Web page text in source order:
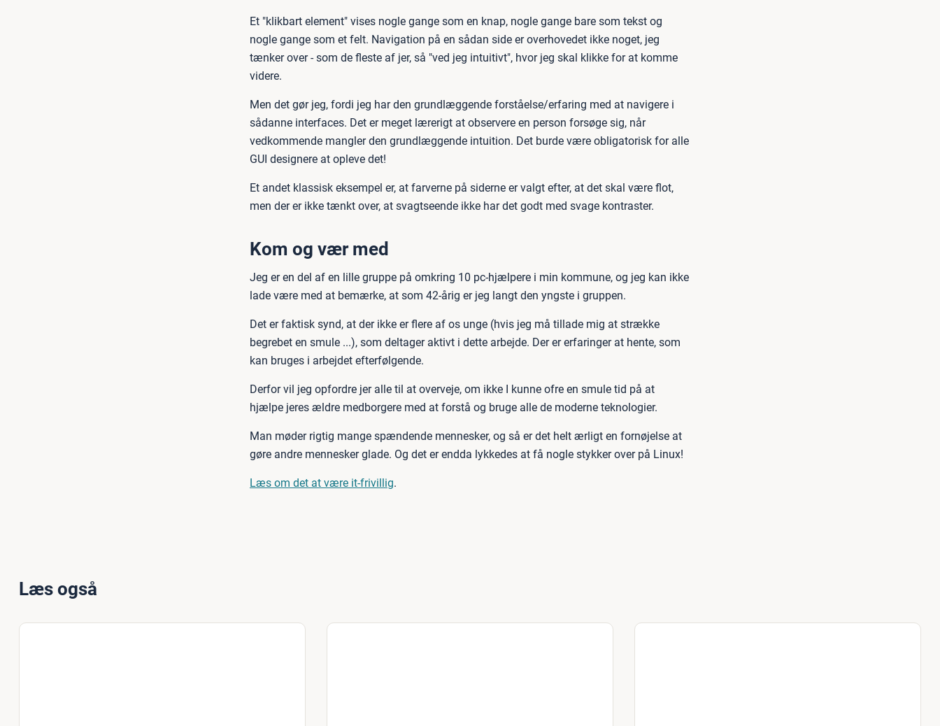
Et "klikbart element" vises nogle gange som en knap, nogle gange bare som tekst og
nogle gange som et felt. Navigation på en sådan side er overhovedet ikke noget, jeg
tænker over - som de fleste af jer, så "ved jeg intuitivt", hvor jeg skal klikke for at komme
videre.
Men det gør jeg, fordi jeg har den grundlæggende forståelse/erfaring med at navigere i
sådanne interfaces. Det er meget lærerigt at observere en person forsøge sig, når
vedkommende mangler den grundlæggende intuition. Det burde være obligatorisk for alle
GUI designere at opleve det!
Et andet klassisk eksempel er, at farverne på siderne er valgt efter, at det skal være flot,
men der er ikke tænkt over, at svagtseende ikke har det godt med svage kontraster.
Kom og vær med
Jeg er en del af en lille gruppe på omkring 10 pc-hjælpere i min kommune, og jeg kan ikke
lade være med at bemærke, at som 42-årig er jeg langt den yngste i gruppen.
Det er faktisk synd, at der ikke er flere af os unge (hvis jeg må tillade mig at strække
begrebet en smule ...), som deltager aktivt i dette arbejde. Der er erfaringer at hente, som
kan bruges i arbejdet efterfølgende.
Derfor vil jeg opfordre jer alle til at overveje, om ikke I kunne ofre en smule tid på at
hjælpe jeres ældre medborgere med at forstå og bruge alle de moderne teknologier.
Man møder rigtig mange spændende mennesker, og så er det helt ærligt en fornøjelse at
gøre andre mennesker glade. Og det er endda lykkedes at få nogle stykker over på Linux!
Læs om det at være it-frivillig.
Læs også